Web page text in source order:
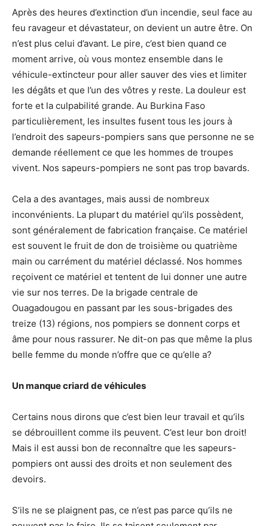
Après des heures d’extinction d’un incendie, seul face au
feu ravageur et dévastateur, on devient un autre être. On
n’est plus celui d’avant. Le pire, c’est bien quand ce
moment arrive, où vous montez ensemble dans le
véhicule-extincteur pour aller sauver des vies et limiter
les dégâts et que l’un des vôtres y reste. La douleur est
forte et la culpabilité grande. Au Burkina Faso
particulièrement, les insultes fusent tous les jours à
l’endroit des sapeurs-pompiers sans que personne ne se
demande réellement ce que les hommes de troupes
vivent. Nos sapeurs-pompiers ne sont pas trop bavards.
Cela a des avantages, mais aussi de nombreux
inconvénients. La plupart du matériel qu’ils possèdent,
sont généralement de fabrication française. Ce matériel
est souvent le fruit de don de troisième ou quatrième
main ou carrément du matériel déclassé. Nos hommes
reçoivent ce matériel et tentent de lui donner une autre
vie sur nos terres. De la brigade centrale de
Ouagadougou en passant par les sous-brigades des
treize (13) régions, nos pompiers se donnent corps et
âme pour nous rassurer. Ne dit-on pas que même la plus
belle femme du monde n’offre que ce qu’elle a?
Un manque criard de véhicules
Certains nous dirons que c’est bien leur travail et qu’ils
se débrouillent comme ils peuvent. C’est leur bon droit!
Mais il est aussi bon de reconnaître que les sapeurs-
pompiers ont aussi des droits et non seulement des
devoirs.
S’ils ne se plaignent pas, ce n’est pas parce qu’ils ne